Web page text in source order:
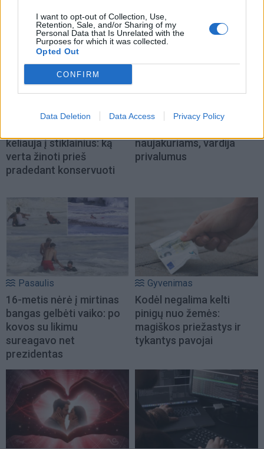
I want to opt-out of Collection, Use,
Retention, Sale, and/or Sharing of my
Personal Data that Is Unrelated with the
Purposes for which it was collected.
Opted Out
CONFIRM
Data Deletion Data Access Privacy Policy
Gyvenimas
keliauja į stiklainius: ką
verta žinoti prieš
pradedant konservuoti
Lietuva
naujakuriams, vardija
privalumus
Pasaulis
16-metis nėrė į mirtinas
bangas gelbėti vaiko: po
kovos su likimu
sureagavo net
prezidentas
Gyvenimas
Kodėl negalima kelti
pinigų nuo žemės:
magiškos priežastys ir
tykantys pavojai